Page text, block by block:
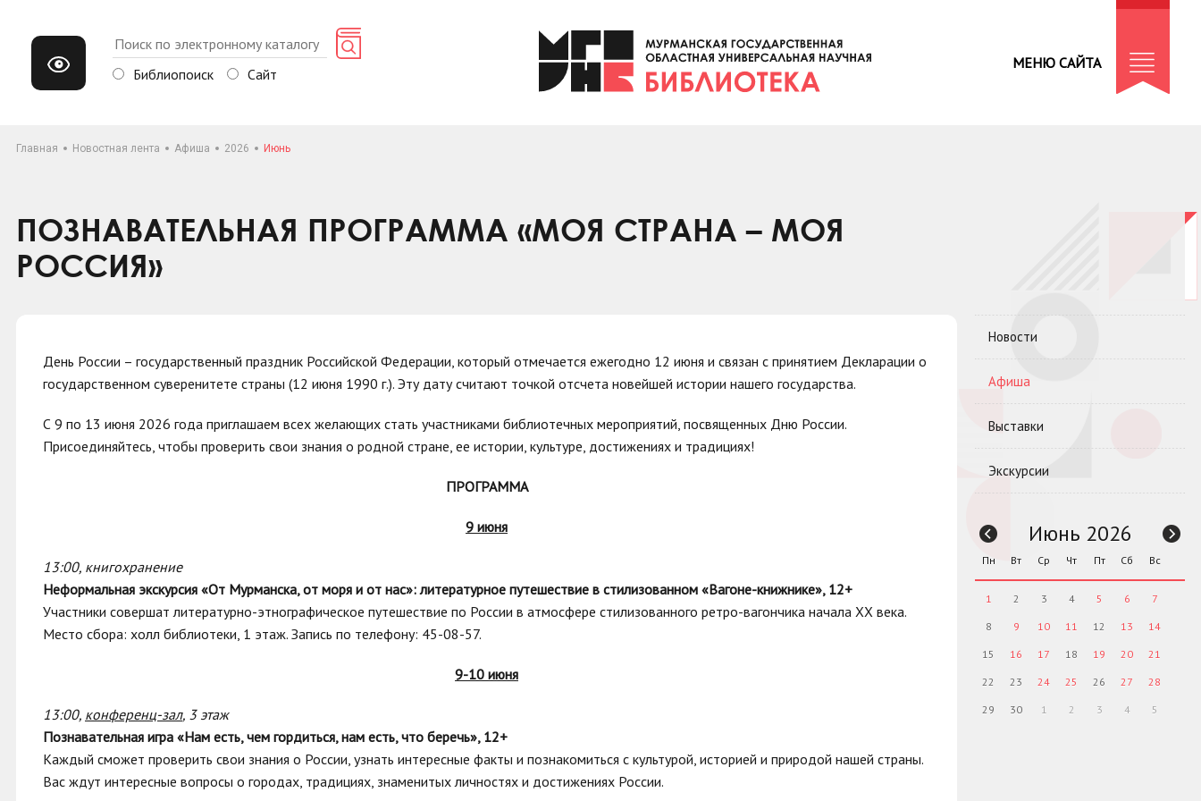
Библиопоиск Сайт
МЕНЮ САЙТА
Главная Новостная лента Афиша 2026 Июнь
ПОЗНАВАТЕЛЬНАЯ ПРОГРАММА «МОЯ СТРАНА – МОЯ
РОССИЯ»
День России – государственный праздник Российской Федерации, который отмечается ежегодно 12 июня и связан с принятием Декларации о
государственном суверенитете страны (12 июня 1990 г.). Эту дату считают точкой отсчета новейшей истории нашего государства.
С 9 по 13 июня 2026 года приглашаем всех желающих стать участниками библиотечных мероприятий, посвященных Дню России.
Присоединяйтесь, чтобы проверить свои знания о родной стране, ее истории, культуре, достижениях и традициях!
ПРОГРАММА
9 июня
13:00, книгохранение
Неформальная экскурсия «От Мурманска, от моря и от нас»: литературное путешествие в стилизованном «Вагоне-книжнике», 12+
Участники совершат литературно-этнографическое путешествие по России в атмосфере стилизованного ретро-вагончика начала XX века.
Место сбора: холл библиотеки, 1 этаж. Запись по телефону: 45-08-57.
9-10 июня
13:00, конференц-зал, 3 этаж
Познавательная игра «Нам есть, чем гордиться, нам есть, что беречь», 12+
Каждый сможет проверить свои знания о России, узнать интересные факты и познакомиться с культурой, историей и природой нашей страны.
Вас ждут интересные вопросы о городах, традициях, знаменитых личностях и достижениях России.
Новости
Афиша
Выставки
Экскурсии
Июнь 2026
Пн Вт Ср Чт Пт Сб Вс
1 2 3 4 5 6 7
8 9 10 11 12 13 14
15 16 17 18 19 20 21
22 23 24 25 26 27 28
29 30 1 2 3 4 5